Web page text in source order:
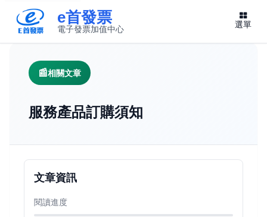
e首發票
電子發票加值中心 選單
相關文章
服務產品訂購須知
文章資訊
閱讀進度